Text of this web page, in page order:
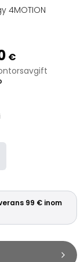
4MOTION
€
99 € inom